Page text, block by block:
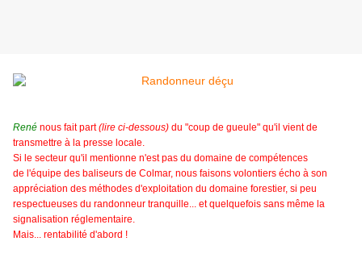
René nous fait part(lire ci-dessous) du "coup de gueule" qu'il vient de
transmettre à la presse locale.
Si le secteur qu'il mentionne n'est pas du domaine de compétences
de l'équipe des baliseurs de Colmar, nous faisons volontiers écho à son
appréciation des méthodes d'exploitation du domaine forestier, si peu
respectueuses du randonneur tranquille... et quelquefois sans même la
signalisation réglementaire.
Mais... rentabilité d'abord !